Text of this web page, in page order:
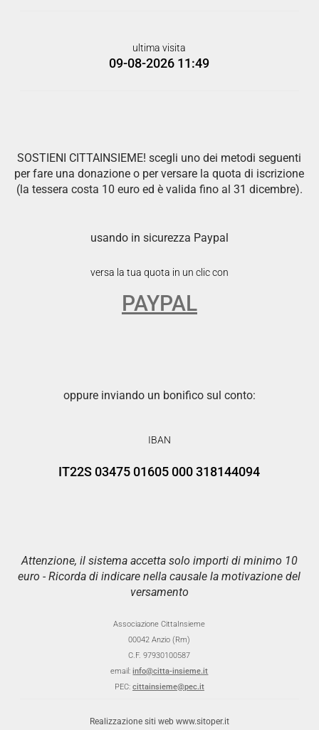
ultima visita
09-08-2026 11:49
SOSTIENI CITTAINSIEME! scegli uno dei metodi seguenti
per fare una donazione o per versare la quota di iscrizione
(la tessera costa 10 euro ed è valida fino al 31 dicembre).
usando in sicurezza Paypal
versa la tua quota in un clic con
PAYPAL
oppure inviando un bonifico sul conto:
IBAN
IT22S 03475 01605 000 318144094
Attenzione, il sistema accetta solo importi di minimo 10
euro - Ricorda di indicare nella causale la motivazione del
versamento
Associazione CittaInsieme
00042 Anzio (Rm)
C.F. 97930100587
email:info@citta-insieme.it
PEC: cittainsieme@pec.it
Realizzazione siti web www.sitoper.it